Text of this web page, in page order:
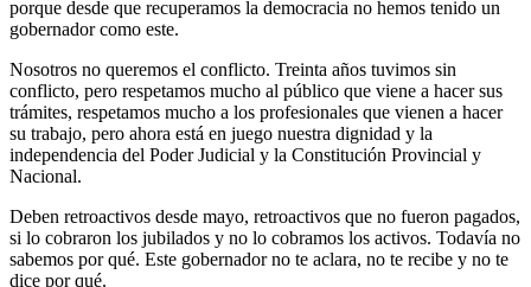
porque desde que recuperamos la democracia no hemos tenido un
gobernador como este.
Nosotros no queremos el conflicto. Treinta años tuvimos sin
conflicto, pero respetamos mucho al público que viene a hacer sus
trámites, respetamos mucho a los profesionales que vienen a hacer
su trabajo, pero ahora está en juego nuestra dignidad y la
independencia del Poder Judicial y la Constitución Provincial y
Nacional.
Deben retroactivos desde mayo, retroactivos que no fueron pagados,
si lo cobraron los jubilados y no lo cobramos los activos. Todavía no
sabemos por qué. Este gobernador no te aclara, no te recibe y no te
dice por qué.